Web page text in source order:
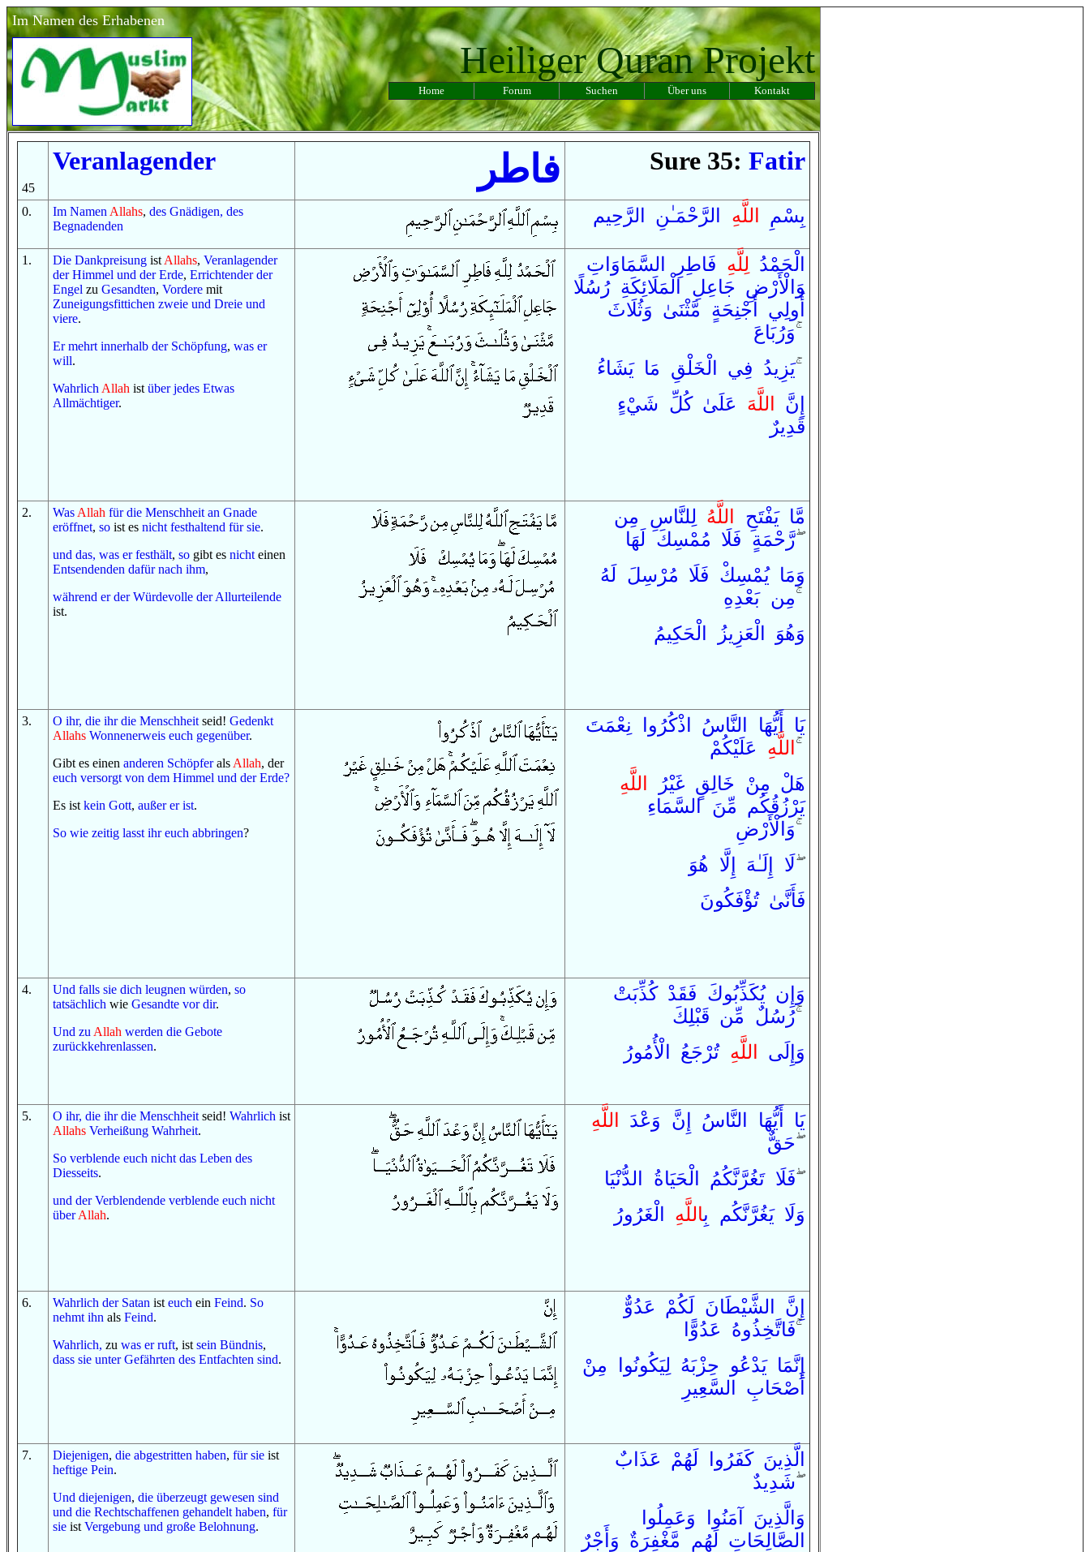
Im Namen des Erhabenen
Heiliger Quran Projekt
Home Forum Suchen Über uns Kontakt
45
Veranlagender فاطر Sure 35: Fatir
0. Im Namen Allahs, des Gnädigen, des
Begnadenden
بِسْمِ اللَّهِ الرَّحْمَـٰنِ الرَّحِيم
1 . Die Dankpreisung ist Allahs, Veranlagender
der Himmel und der Erde, Errichtender der
Engel zu Gesandten, Vordere mit
Zuneigungsfittichen zweie und Dreie und
viere.
Er mehrt innerhalb der Schöpfung, was er
will.
Wahrlich Allah ist überjedes Etwas
Allmächtiger.
الْحَمْدُ لِلَّهِ فَاطِرِ
السَّمَاوَاتِ
وَ الْأَرْض جَاعِلِ الْمَلَائِكَةِ رُسُلًا
أُولِي
أَجْنِحَةٍ مَّثْنَىٰ وَثُلَاثَ
وَرُبَاعَ ۚ
يَزِيدُ فِي الْخَلْقِ مَا يَشَاءُ
ۚ
إِنَّ
اللَّهَ عَلَىٰكُلِّ شَيْءٍ
قَدِيرٌ
2. Was Allah für die Menschheit an Gnade
eröffnet, so ist es nicht festhaltend für sie.
und das, was er festhält, so gibt es nicht einen
Entsendenden dafürnach ihm,
während er der Würdevolle der Allurteilende
ist.
مَّا يَفْتَحِ اللَّهُ لِلنَّاسِ
مِن
رَّحْمَةٍ فَلَا مُمْسِكَ لَهَا
ۖ
وَمَا يُمْسِكْ فَلَا مُرْسِلَ
لَهُ
مِن بَعْدِهِۚ
وَهُوَ
الْعَزِيزُ الْحَكِيمُ
3. O ihr, die ihr die Menschheit seid! Gedenkt
Allahs Wonnenerweis euch gegenüber.
Gibt es einen anderen Schöpferals Allah, der
euch versorgt von dem Himmel und der Erde?
Es ist kein Gott, außerer ist.
So wie zeitig lasst ihr euch abbringen?
يَا أَيُّهَا النَّاسُ اذْكُرُوا
نِعْمَتَ
اللَّه
عَلَيْكُمْ
ۚ
هَلْ مِنْ خَالِقٍ غَيْرُ
اللَّه
يَرْزُقُكُم
مِّنَالسَّمَاءِ
وَ الْأَرْضِ
ۚ
لَا
إِلَـٰهَ إِلَّا هُوَ
ۖ
فَأَنَّىٰ تُؤْفَكُونَ
4. Und falls sie dich leugnen würden, so
tatsächlich wie Gesandte vor dir.
Und zu Allah werden die Gebote
zurückkehrenlassen.
وَ إِن يُكَذِّبُوكَ فَقَدْ كُذِّبَتْ
رُسُلٌ
مِّن قَبْلِكَ
ۚ
وَ إِلَى اللَّه تُرْجَعُ الْأُمُورُ
5. O ihr, die ihr die Menschheit seid! Wahrlich ist
Allahs Verheißung Wahrheit.
So verblende euch nicht das Leben des
Diesseits.
und der Verblendende verblende euch nicht
überAllah.
يَا أَيُّهَا النَّاسُ إِنَّ وَعْدَ
اللَّه
حَقٌّۖ
فَلَا تَغُرَّنَّكُمُ الْحَيَاةُ الدُّنْيَا
ۖ
وَلَا يَغُرَّنَّكُم بِاللَّه الْغَرُورُ
6. Wahrlich der Satan ist euch ein Feind. So
nehmt ihn als Feind.
Wahrlich, zu was er ruft, ist sein Bündnis,
dass sie unterGefährten des Entfachten sind.
إِنَّ الشَّيْطَانَ لَكُمْ عَدُوٌّ
فَاتَّخِذُوهُ عَدُوًّا
ۚ
إِنَّمَا يَدْعُو حِزْبَهُ لِيَكُونُوا
مِنْ
أَصْحَابِ
السَّعِيرِ
7. Diejenigen, die abgestritten haben, für sie ist
heftige Pein.
Und diejenigen, die überzeugt gewesen sind
und die Rechtschaffenen gehandelt haben, für
sie ist Vergebung und große Belohnung.
الَّذِينَكَفَرُوا لَهُمْ عَذَابٌ
شَدِيدٌۖ
وَ الَّذِينَ آمَنُوا وَعَمِلُوا
الصَّالِحَاتِ لَهُم مَّغْفِرَةٌ وَ أَجْرٌ